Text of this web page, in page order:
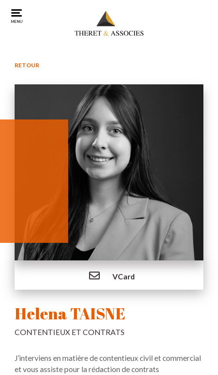
MENU
RETOUR
VCard
Helena TAISNE
CONTENTIEUX ET CONTRATS
J’interviens en matière de contentieux civil et commercial
et vous assiste pour la rédaction de contrats